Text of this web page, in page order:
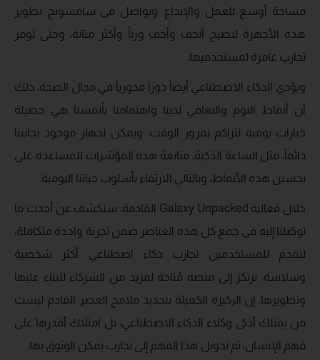
مساحة أوسع للعمل والإبداع. ونواصل في سامسونج تطوير
هذه الأجهزة لتصبح أنحف وأخف وزناً وأكثر متانة، وحتى توفر
تجارب غامرة لمستخدميها.
ويؤدي الذكاء الاصطناعي أيضاً دوراً محورياً في مجال الصحة، ذلك
أن أنماط النوم والتعافي لدينا واهتمامنا بأنفسنا هي حصيلة
خيارات يومية تتراكم بمرور الوقت. ويمكن لجهاز موجود بجانبنا
دائماً، مثل الساعة الذكية، متابعة هذه المؤشرات للمساعدة على
تحسين هذه الأنماط، وبالتالي الارتقاء بأسلوب حياتنا اليومية.
خلال فعالية Galaxy Unpacked القادمة، سنكشف عن أحدث ما
توصّلنا إليه في جمع كل هذه العناصر ضمن تجربة واحدة متكاملة،
لنقدم للمستخدمين تجارب ذكاء اصطناعي أكثر شخصية
وسلاسة، ترتكز إلى منصة مُتاحة لمزيد من الشركاء للبناء عليها
وتطويرها. إن الركيزة الكفيلة بتحديد ملامح العصر القادم ليست
من يمتلك أذكى وكلاء الذكاء الاصطناعي، بل امتلاك أقدرها على
فهم الإنسان، ثم تحويل هذا الفهم إلى تجارب يمكن الوثوق بها.